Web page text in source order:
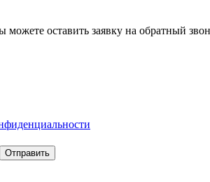
оставить заявку на обратный